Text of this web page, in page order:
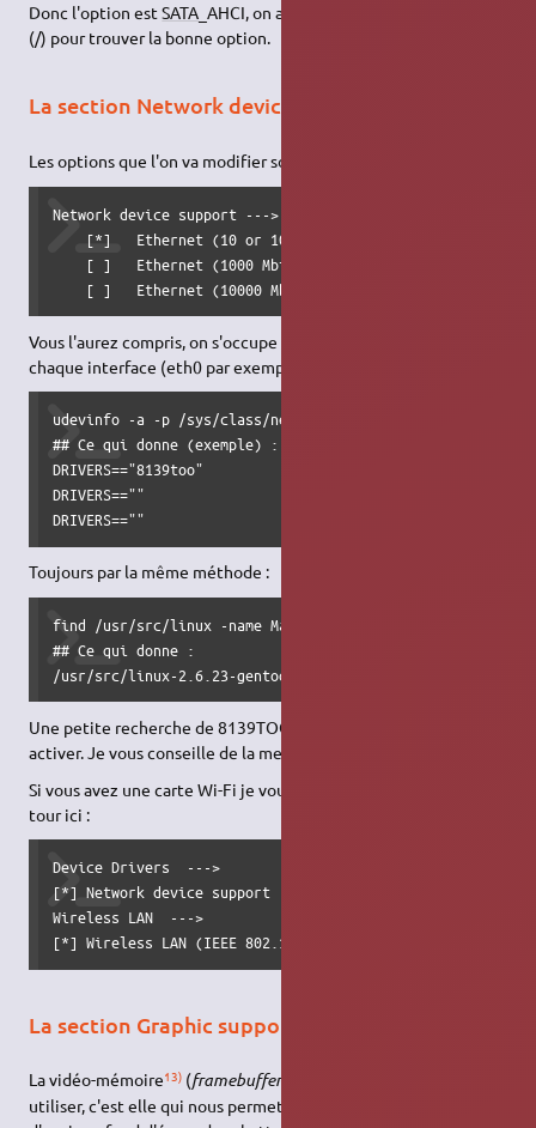
Donc l'option estSATA _AHCI, on a juste à lancer une recherche
(/) pour trouver la bonne option.
La section Network device support
Les options que l'on va modifier sont celles-ci :
Network device support --->
    [*]   Ethernet (10 or 100Mbit)  --->
    [ ]   Ethernet (1000 Mbit)  --->
    [ ]   Ethernet (10000 Mbit)  --->
Vous l'aurez compris, on s'occupe de la carte réseau… Pour
chaque interface (eth0 par exemple) utilisez udevinfo :
udevinfo -a -p /sys/class/net/eth0 | grep -i DRIVER
## Ce qui donne (exemple) :
DRIVERS=="8139too"
DRIVERS==""
DRIVERS==""
Toujours par la même méthode :
find /usr/src/linux -name Makefile | xargs grep 8139too
## Ce qui donne :
/usr/src/linux-2.6.23-gentoo-r9/drivers/net/Makefile:obj-
Une petite recherche de 8139TOO vous donne l'option à
activer. Je vous conseille de la mettre en dur dans le noyau.
Si vous avez une carte Wi-Fi je vous conseille d'aller faire un
tour ici :
Device Drivers  --->
[*] Network device support  --->
Wireless LAN  --->
[*] Wireless LAN (IEEE 802.11)
La section Graphic support
La vidéo-mémoire13) (framebuffer
utiliser, c'est elle qui nous permet de regarder des vidéos ou